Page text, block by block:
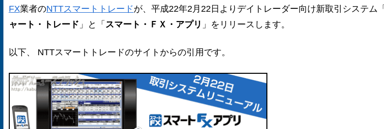
FX業者のNTTスマートトレードが、平成22年2月22日よりデイトレーダー向け新取引システム「
ャート・トレード 」と「 スマート・ＦＸ・アプリ 」をリリースします。
以下、 NTTスマートトレードのサイトからの引用です。